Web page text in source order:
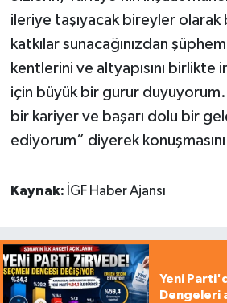
ileriye taşıyacak bireyler
katkılar sunacağınızdan
kentlerini ve altyapısını birlikte
için büyük bir gurur
bir kariyer ve başarı dolu bir
ediyorum” diyerek
Kaynak: İGF Haber Ajansı
Yeni
Dengeleri